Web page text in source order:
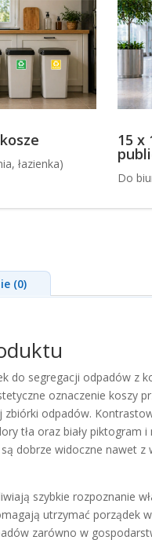
łazienka)
15 x
Do
(0)
do segregacji odpadów z
oznaczenie koszy
zbiórki odpadów.
tła oraz biały piktogram i
dobrze widoczne nawet z
szybkie rozpoznanie
utrzymać porządek
zarówno w